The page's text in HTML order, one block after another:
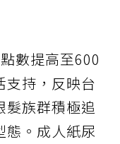
數提高至600
支持，反映台
髮族群積極追
態。成人紙尿